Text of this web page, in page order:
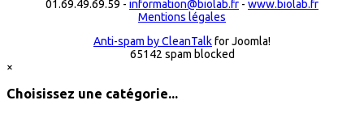
01.69.49.69.59 - information@biolab.fr - www.biolab.fr
Mentions légales
Anti-spam by CleanTalkfor Joomla!
65142 spam blocked
×
Choisissez une catégorie...